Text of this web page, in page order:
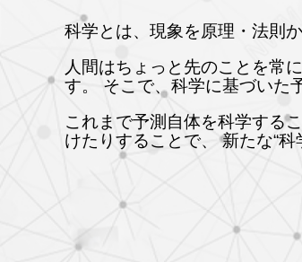
科学とは、現象を原理・法則
人間はちょっと先のことを常
す。 そこで、科学に基づいた
これまで予測自体を科学する
けたりすることで、 新たな“